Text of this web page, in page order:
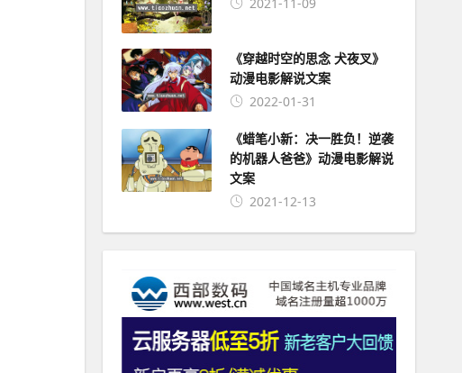
2021-11-09
《穿越时空的思念 犬夜叉》
动漫电影解说文案
2022-01-31
《蜡笔小新：决一胜负！逆袭
的机器人爸爸》动漫电影解说
文案
2021-12-13